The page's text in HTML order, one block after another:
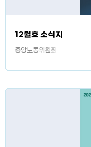
12월호 소식지
중앙노동위원회